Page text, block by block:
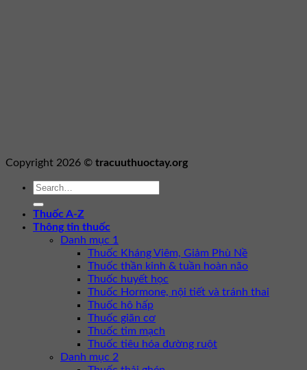
Copyright 2026 © tracuuthuoctay.org
Thuốc A-Z
Thông tin thuốc
Danh mục 1
Thuốc Kháng Viêm, Giảm Phù Nề
Thuốc thần kinh & tuần hoàn não
Thuốc huyết học
Thuốc Hormone, nội tiết và tránh thai
Thuốc hô hấp
Thuốc giãn cơ
Thuốc tim mạch
Thuốc tiêu hóa đường ruột
Danh mục 2